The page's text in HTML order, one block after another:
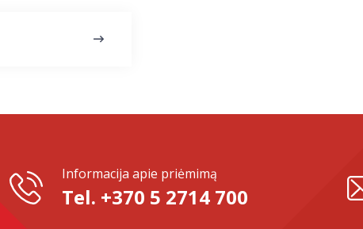
Informacija apie priėmimą
Tel. +370 5 2714 700